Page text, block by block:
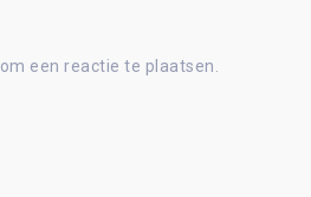
om een reactie te plaatsen.